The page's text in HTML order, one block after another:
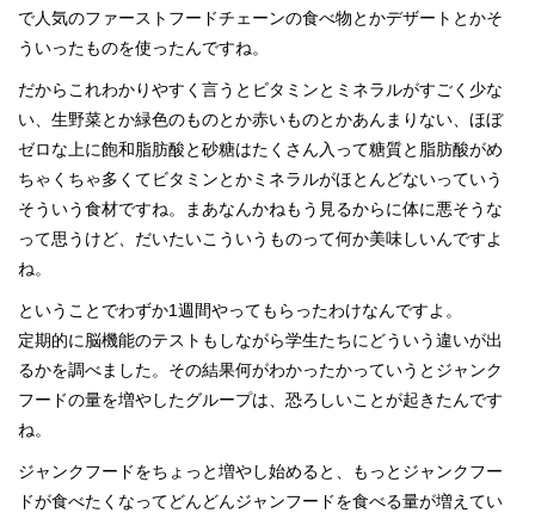
で人気のファーストフードチェーンの食べ物とかデザートとかそ
ういったものを使ったんですね。
だからこれわかりやすく言うとビタミンとミネラルがすごく少な
い、生野菜とか緑色のものとか赤いものとかあんまりない、ほぼ
ゼロな上に飽和脂肪酸と砂糖はたくさん入って糖質と脂肪酸がめ
ちゃくちゃ多くてビタミンとかミネラルがほとんどないっていう
そういう食材ですね。まあなんかねもう見るからに体に悪そうな
って思うけど、だいたいこういうものって何か美味しいんですよ
ね。
ということでわずか1週間やってもらったわけなんですよ。
定期的に脳機能のテストもしながら学生たちにどういう違いが出
るかを調べました。その結果何がわかったかっていうとジャンク
フードの量を増やしたグループは、恐ろしいことが起きたんです
ね。
ジャンクフードをちょっと増やし始めると、もっとジャンクフー
ドが食べたくなってどんどんジャンフードを食べる量が増えてい